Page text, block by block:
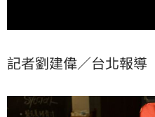
記者劉建偉／台北報導